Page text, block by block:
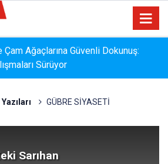
Ağaçlarına Güvenli Dokunuş:
Sürüyor
GÜBRE SİYASETİ
Sarıhan